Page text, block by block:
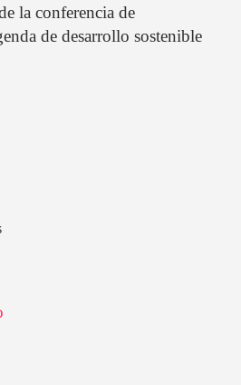
la conferencia de
de desarrollo sostenible